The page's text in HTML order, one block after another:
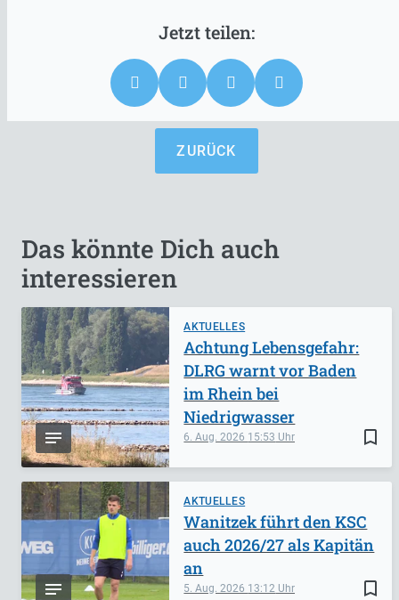
ZURÜCK
Das könnte Dich auch
interessieren
AKTUELLES
bookmark_border
6. Aug. 2026 15:53
Achtung Lebensgefahr:
DLRG warnt vor Baden
im Rhein bei
Niedrigwasser
AKTUELLES
bookmark_border
5. Aug. 2026 13:12
Wanitzek führt den KSC
auch 2026/27 als Kapitän
an